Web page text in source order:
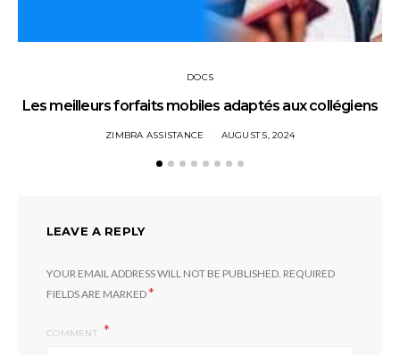
DOCS
Les meilleurs forfaits mobiles adaptés aux collégiens
ZIMBRA ASSISTANCE AUGUST 5, 2024
LEAVE A REPLY
YOUR EMAIL ADDRESS WILL NOT BE PUBLISHED. REQUIRED
FIELDS ARE MARKED*
COMMENT